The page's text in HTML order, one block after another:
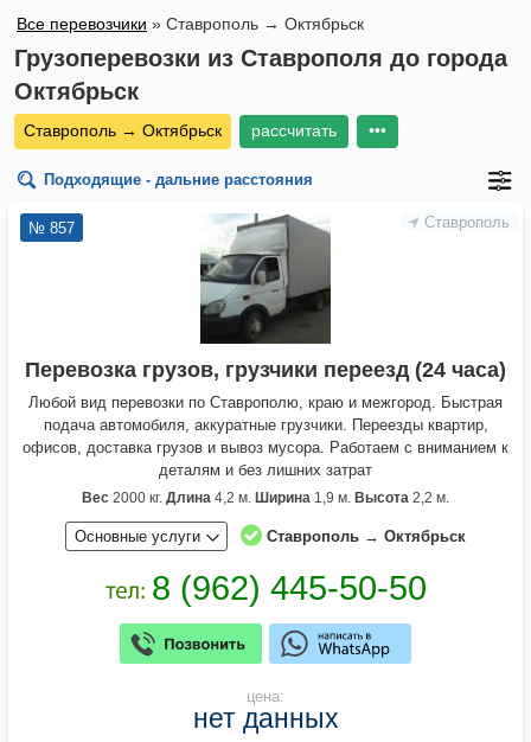
Все перевозчики » Ставрополь → Октябрьск
Грузоперевозки из Ставрополя до города
Октябрьск
Ставрополь → Октябрьск рассчитать •••
Подходящие - дальние расстояния
Ставрополь
№ 857
Перевозка грузов, грузчики переезд (24 часа)
Любой вид перевозки по Ставрополю, краю и межгород. Быстрая
подача автомобиля, аккуратные грузчики. Переезды квартир,
офисов, доставка грузов и вывоз мусора. Работаем с вниманием к
деталям и без лишних затрат
Вес 2000 кг. Длина 4,2 м. Ширина 1,9 м. Высота 2,2 м.
Основные услуги Ставрополь → Октябрьск
цена:
нет данных